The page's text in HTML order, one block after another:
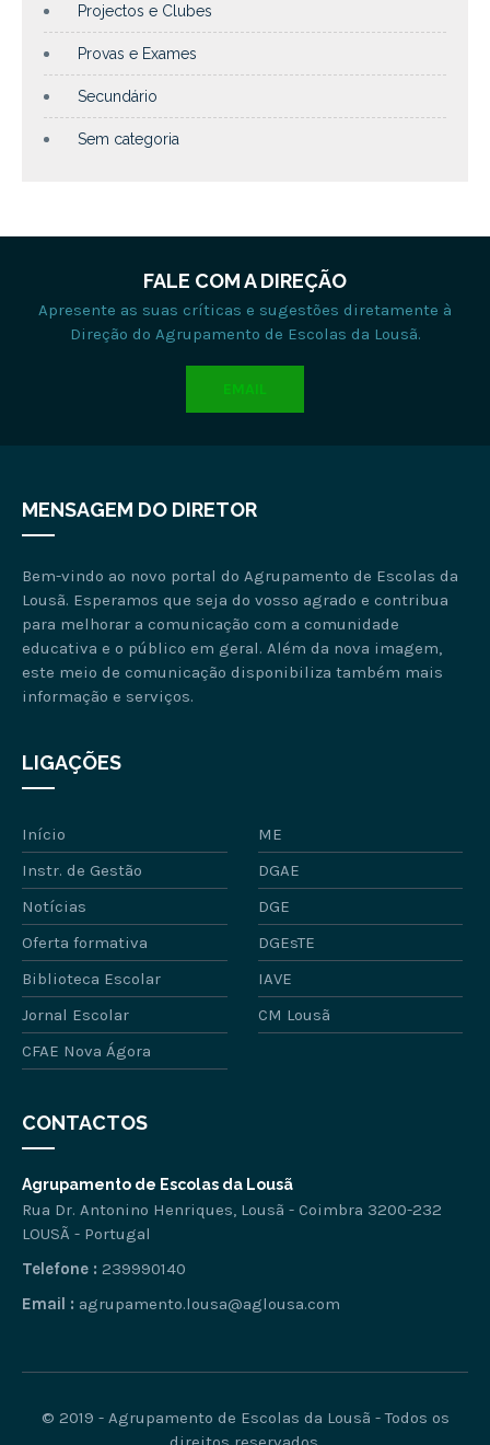
Projectos e Clubes
Provas e Exames
Secundário
Sem categoria
FALE COM A DIREÇÃO
Apresente as suas críticas e sugestões diretamente à
Direção do Agrupamento de Escolas da Lousã.
EMAIL
MENSAGEM DO DIRETOR
Bem-vindo ao novo portal do Agrupamento de Escolas da
Lousã. Esperamos que seja do vosso agrado e contribua
para melhorar a comunicação com a comunidade
educativa e o público em geral. Além da nova imagem,
este meio de comunicação disponibiliza também mais
informação e serviços.
LIGAÇÕES
Início
ME
Instr. de Gestão
DGAE
Notícias
DGE
Oferta formativa
DGEsTE
Biblioteca Escolar
IAVE
Jornal Escolar
CM Lousã
CFAE Nova Ágora
CONTACTOS
Agrupamento de Escolas da Lousã
Rua Dr. Antonino Henriques, Lousã - Coimbra 3200-232
LOUSÃ - Portugal
Telefone : 239990140
Email : agrupamento.lousa@aglousa.com
© 2019 - Agrupamento de Escolas da Lousã - Todos os